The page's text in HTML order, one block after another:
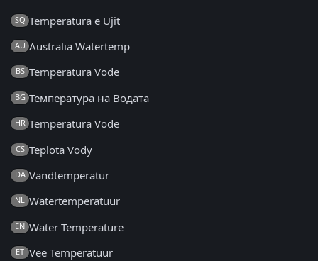
SQ Temperatura e Ujit
AU Australia Watertemp
BS Temperatura Vode
BG Температура на Водата
HR Temperatura Vode
CS Teplota Vody
DA Vandtemperatur
NL Watertemperatuur
EN Water Temperature
ET Vee Temperatuur